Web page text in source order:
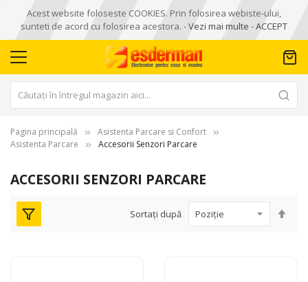
Acest website foloseste COOKIES. Prin folosirea webiste-ului,
sunteti de acord cu folosirea acestora. -Vezi mai multe -ACCEPT
Pagina principală
Asistenta Parcare si Confort
Asistenta Parcare
Accesorii Senzori Parcare
ACCESORII SENZORI PARCARE
Sortați după